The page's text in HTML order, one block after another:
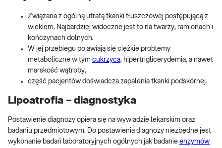
Związana z ogólną utratą tkanki tłuszczowej postępującą z
wiekiem. Najbardziej widoczne jest to na twarzy, ramionach i
kończynach dolnych.
W jej przebiegu pojawiają się ciężkie problemy
metaboliczne w tym cukrzyca, hipertriglicerydemia, a nawet
marskość wątroby,
część pacjentów doświadcza zapalenia tkanki podskórnej.
Lipoatrofia – diagnostyka
Postawienie diagnozy opiera się na wywiadzie lekarskim oraz
badaniu przedmiotowym. Do postawienia diagnozy niezbędne jest
wykonanie badań laboratoryjnych ogólnych jak badanie enzymów